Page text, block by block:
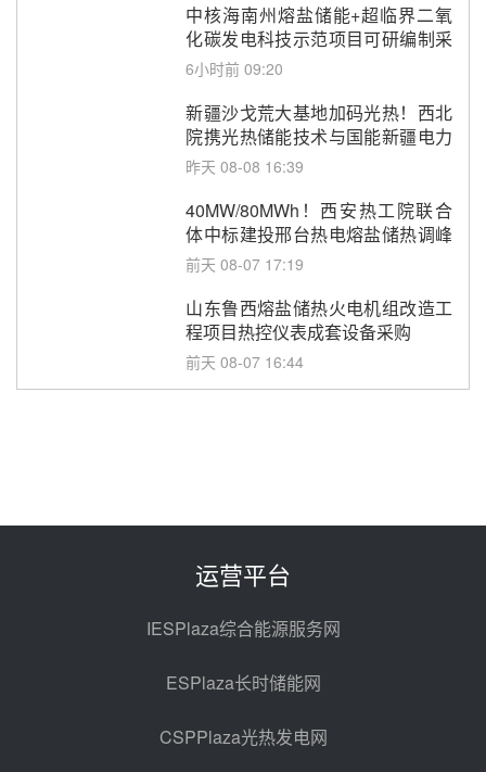
中核海南州熔盐储能+超临界二氧
化碳发电科技示范项目可研编制采
购
6小时前 09:20
新疆沙戈荒大基地加码光热！西北
院携光热储能技术与国能新疆电力
深化战略合作
昨天 08-08 16:39
40MW/80MWh！西安热工院联合
体中标建投邢台热电熔盐储热调峰
调频改造EPC项目
前天 08-07 17:19
山东鲁西熔盐储热火电机组改造工
程项目热控仪表成套设备采购
前天 08-07 16:44
组电加热熔盐储能提升机组灵活性
采购
120MW级高导热空冷发电机通过
华电科工金源华电淄博熔盐储热项
目熔盐储罐采购
08-06 11:47
运营平台
IESPlaza综合能源服务网
ESPlaza长时储能网
CSPPlaza光热发电网